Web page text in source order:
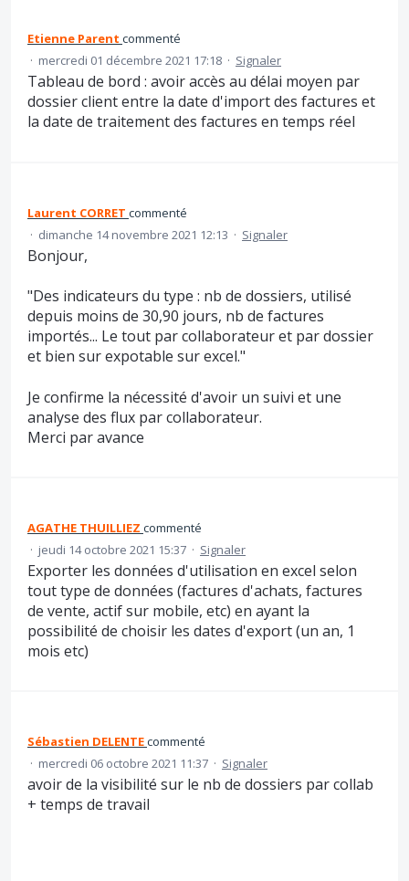
Etienne Parent commenté
· mercredi 01 décembre 2021 17:18 · Signaler
Tableau de bord : avoir accès au délai moyen par
dossier client entre la date d'import des factures et
la date de traitement des factures en temps réel
Laurent CORRET commenté
· dimanche 14 novembre 2021 12:13 · Signaler
Bonjour,
"Des indicateurs du type : nb de dossiers, utilisé
depuis moins de 30,90 jours, nb de factures
importés... Le tout par collaborateur et par dossier
et bien sur expotable sur excel."
Je confirme la nécessité d'avoir un suivi et une
analyse des flux par collaborateur.
Merci par avance
AGATHE THUILLIEZ commenté
· jeudi 14 octobre 2021 15:37 · Signaler
Exporter les données d'utilisation en excel selon
tout type de données (factures d'achats, factures
de vente, actif sur mobile, etc) en ayant la
possibilité de choisir les dates d'export (un an, 1
mois etc)
Sébastien DELENTEcommenté
· mercredi 06 octobre 2021 11:37 · Signaler
avoir de la visibilité sur le nb de dossiers par collab
+ temps de travail